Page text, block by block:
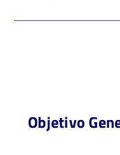
Objetivo